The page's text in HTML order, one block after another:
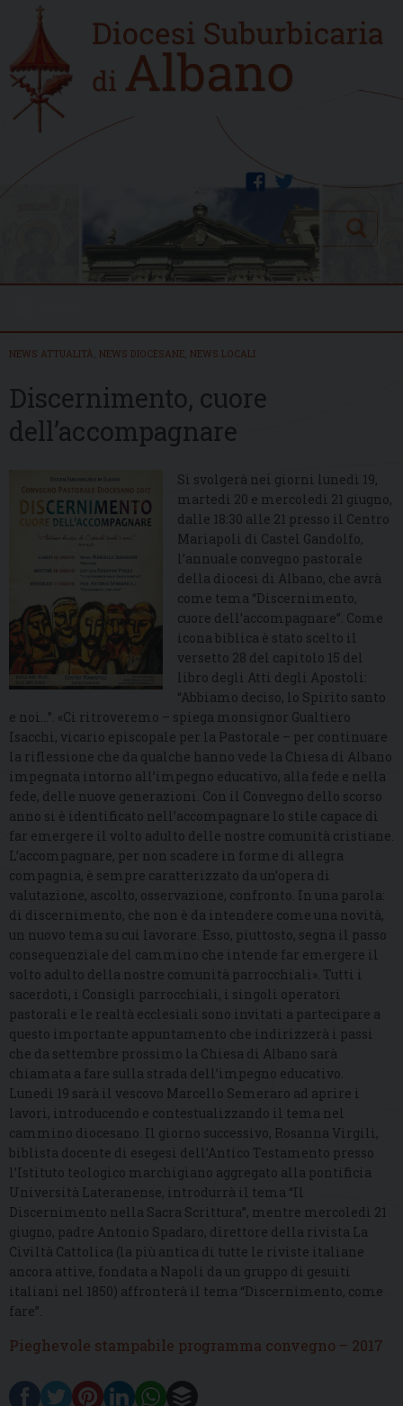
content
Home
new
twitter
facebook
Search
NEWS ATTUALITÀ NEWS DIOCESANE NEWS LOCALI
Discernimento, cuore
dell’accompagnare
Si svolgerà nei giorni lunedì 19,
martedì 20 e mercoledì 21 giugno,
dalle 18:30 alle 21 presso il Centro
Mariapoli di Castel Gandolfo,
l’annuale convegno pastorale
della diocesi di Albano, che avrà
come tema “Discernimento,
cuore dell’accompagnare”. Come
icona biblica è stato scelto il
versetto 28 del capitolo 15 del
libro degli Atti degli Apostoli:
“Abbiamo deciso, lo Spirito santo
e noi…”. «Ci ritroveremo – spiega monsignor Gualtiero
Isacchi, vicario episcopale per la Pastorale – per continuare
la riflessione che da qualche hanno vede la Chiesa di Albano
impegnata intorno all’impegno educativo, alla fede e nella
fede, delle nuove generazioni. Con il Convegno dello scorso
anno si è identificato nell’accompagnare lo stile capace di
far emergere il volto adulto delle nostre comunità cristiane.
L’accompagnare, per non scadere in forme di allegra
compagnia, è sempre caratterizzato da un’opera di
valutazione, ascolto, osservazione, confronto. In una parola:
di discernimento, che non è da intendere come una novità,
un nuovo tema su cui lavorare. Esso, piuttosto, segna il passo
consequenziale del cammino che intende far emergere il
volto adulto della nostre comunità parrocchiali». Tutti i
sacerdoti, i Consigli parrocchiali, i singoli operatori
pastorali e le realtà ecclesiali sono invitati a partecipare a
questo importante appuntamento che indirizzerà i passi
che da settembre prossimo la Chiesa di Albano sarà
chiamata a fare sulla strada dell’impegno educativo.
Lunedì 19 sarà il vescovo Marcello Semeraro ad aprire i
lavori, introducendo e contestualizzando il tema nel
cammino diocesano. Il giorno successivo, Rosanna Virgili,
biblista docente di esegesi dell’Antico Testamento presso
l’Istituto teologico marchigiano aggregato alla pontificia
Università Lateranense, introdurrà il tema “Il
Discernimento nella Sacra Scrittura”, mentre mercoledì 21
giugno, padre Antonio Spadaro, direttore della rivista La
Civiltà Cattolica (la più antica di tutte le riviste italiane
ancora attive, fondata a Napoli da un gruppo di gesuiti
italiani nel 1850) affronterà il tema “Discernimento, come
fare”.
Pieghevole stampabile programma convegno – 2017